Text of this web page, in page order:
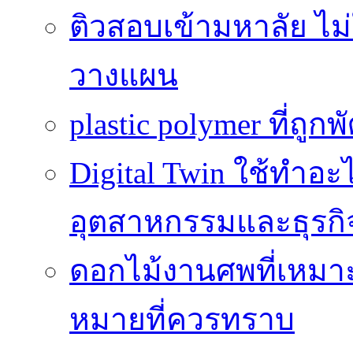
ติวสอบเข้ามหาลัย ไ
วางแผน
plastic polymer ที่ถู
Digital Twin ใช้ทำอ
อุตสาหกรรมและธุรกิ
ดอกไม้งานศพที่เหม
หมายที่ควรทราบ